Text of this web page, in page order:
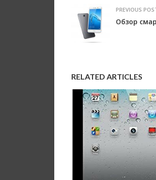
PREVIOUS
Обзор
RELATED ARTICLES